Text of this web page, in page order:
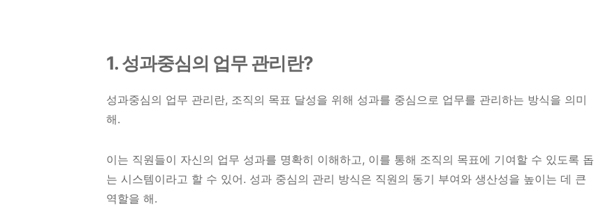
1. 성과중심의 업무 관리란?
성과중심의 업무 관리란, 조직의 목표 달성을 위해 성과를 중심으로 업무를 관리하는 방식을 의미
해.
이는 직원들이 자신의 업무 성과를 명확히 이해하고, 이를 통해 조직의 목표에 기여할 수 있도록 돕
는 시스템이라고 할 수 있어. 성과 중심의 관리 방식은 직원의 동기 부여와 생산성을 높이는 데 큰
역할을 해.